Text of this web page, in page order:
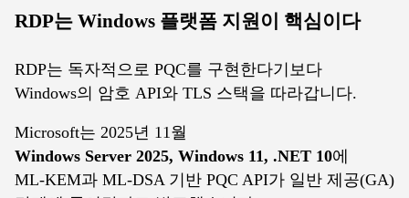
RDP는 Windows 플랫폼 지원이 핵심이다
RDP는 독자적으로 PQC를 구현한다기보다
Windows의 암호 API와 TLS 스택을 따라갑니다.
Microsoft는 2025년 11월
Windows Server 2025, Windows 11, .NET 10에
ML-KEM과 ML-DSA 기반 PQC API가 일반 제공(GA)